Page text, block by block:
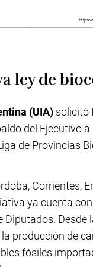
ley de
(UIA) solicitó
del Ejecutivo
de Provincias
Corrientes,
ya cuenta
Desde
producción de
fósiles